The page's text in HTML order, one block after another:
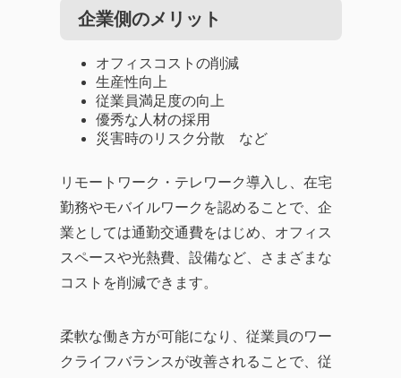
企業側のメリット
オフィスコストの削減
生産性向上
従業員満足度の向上
優秀な人材の採用
災害時のリスク分散 など
リモートワーク・テレワーク導入し、在宅
勤務やモバイルワークを認めることで、企
業としては通勤交通費をはじめ、オフィス
スペースや光熱費、設備など、さまざまな
コストを削減できます。
柔軟な働き方が可能になり、従業員のワー
クライフバランスが改善されることで、従